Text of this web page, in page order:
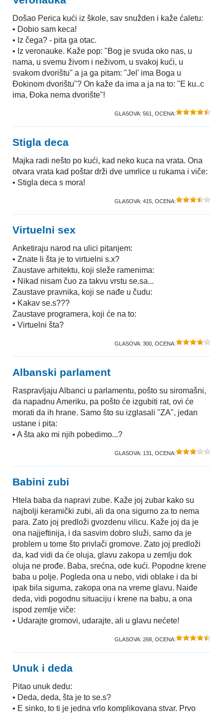
Došao Perica kući iz škole, sav snužden i kaže ćaletu:
• Dobio sam keca!
• Iz čega? - pita ga otac.
• Iz veronauke. Kaže pop: "Bog je svuda oko nas, u
nama, u svemu živom i neživom, u svakoj kući, u
svakom dvorištu" a ja ga pitam: "Jel' ima Boga u
Ðokinom dvorištu"? On kaže da ima a ja na to: "E ku..c
ima, Ðoka nema dvorište"!
GLASOVA: 561 , OCENA:
Stigla deca
Majka radi nešto po kući, kad neko kuca na vrata. Ona
otvara vrata kad poštar drži dve umrlice u rukama i viče:
• Stigla deca s mora!
GLASOVA: 415 , OCENA:
Virtuelni sex
Anketiraju narod na ulici pitanjem:
• Znate li šta je to virtuelni s.x?
Zaustave arhitektu, koji sleže ramenima:
• Nikad nisam čuo za takvu vrstu se.sa...
Zaustave pravnika, koji se nađe u čudu:
• Kakav se.s???
Zaustave programera, koji će na to:
• Virtuelni šta?
GLASOVA: 300 , OCENA:
Albanski parlament
Raspravljaju Albanci u parlamentu, pošto su siromašni,
da napadnu Ameriku, pa pošto će izgubiti rat, ovi će
morati da ih hrane. Samo što su izglasali "ZA", jedan
ustane i pita:
• A šta ako mi njih pobedimo...?
GLASOVA: 131 , OCENA:
Babini zubi
Htela baba da napravi zube. Kaže joj zubar kako su
najbolji keramički zubi, ali da ona sigurno za to nema
para. Zato joj predloži gvozdenu vilicu. Kaže joj da je
ona najjeftinija, i da sasvim dobro služi, samo da je
problem u tome što privlači gromove. Zato joj predloži
da, kad vidi da će oluja, glavu zakopa u zemlju dok
oluja ne prođe. Baba, srećna, ode kući. Popodne krene
baba u polje. Pogleda ona u nebo, vidi oblake i da bi
ipak bila sigurna, zakopa ona na vreme glavu. Naiđe
deda, vidi pogodnu situaciju i krene na babu, a ona
ispod zemlje viče:
• Udarajte gromovi, udarajte, ali u glavu nećete!
GLASOVA: 268 , OCENA:
Unuk i deda
Pitao unuk dedu:
• Deda, deda, šta je to se.s?
• E sinko, to ti je jedna vrlo komplikovana stvar. Prvo